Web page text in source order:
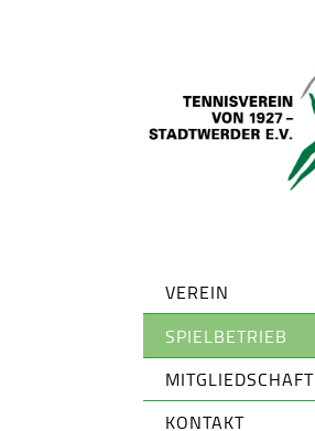
VEREIN
SPIELBETRIEB
MITGLIEDSCHAFT
KONTAKT